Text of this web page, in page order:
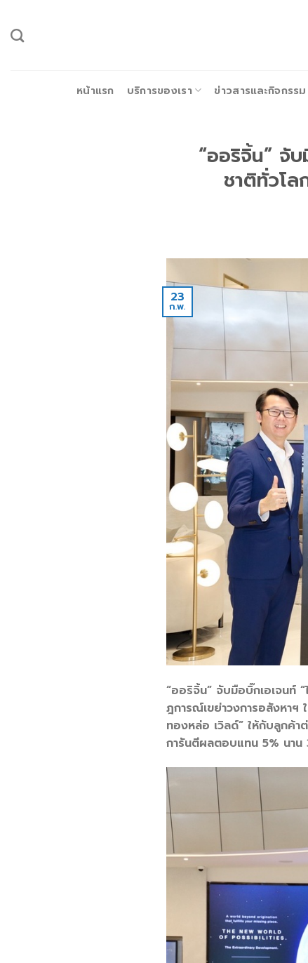
ยัง
หน้าแรก บริการของเรา ข่าวสารและกิจกรรม
“ออริจิ้น” จั
ชาติทั่วโ
23
ก.พ.
“ออริจิ้น” จับมือบิ๊กเอเจนท์
ฎการณ์เขย่าวงการอสังหาฯ
ทองหล่อ เวิลด์” ให้กับลูกค้า
การันตีผลตอบแทน 5% นา